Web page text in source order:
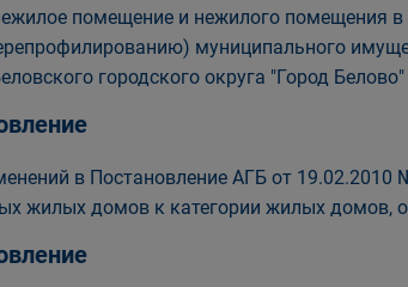
помещение и нежилого помещения
муниципального
городского округа "Город Белово"
в Постановление АГБ от
жилых домов к категории жилых домов,